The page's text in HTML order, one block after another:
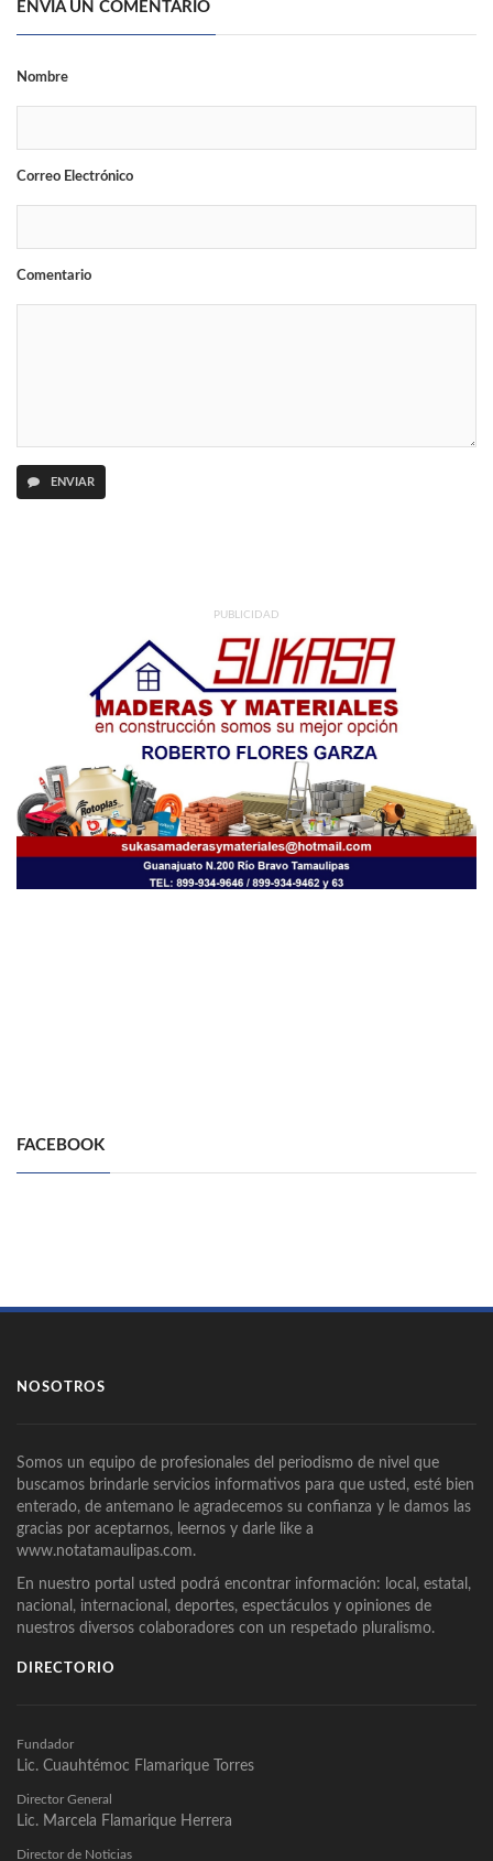
ENVÍA UN COMENTARIO
Nombre
Correo Electrónico
Comentario
ENVIAR
PUBLICIDAD
FACEBOOK
NOSOTROS
Somos un equipo de profesionales del periodismo de nivel que
buscamos brindarle servicios informativos para que usted, esté bien
enterado, de antemano le agradecemos su confianza y le damos las
gracias por aceptarnos, leernos y darle like a
www.notatamaulipas.com.
En nuestro portal usted podrá encontrar información: local, estatal,
nacional, internacional, deportes, espectáculos y opiniones de
nuestros diversos colaboradores con un respetado pluralismo.
DIRECTORIO
Fundador
Lic. Cuauhtémoc Flamarique Torres
Director General
Lic. Marcela Flamarique Herrera
Director de Noticias